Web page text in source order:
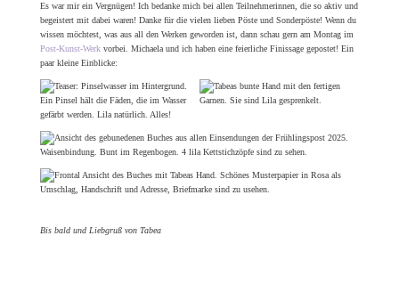
Es war mir ein Vergnügen! Ich bedanke mich bei allen Teilnehmerinnen, die so aktiv und
begeistert mit dabei waren! Danke für die vielen lieben Pöste und Sonderpöste! Wenn du
wissen möchtest, was aus all den Werken geworden ist, dann schau gern am Montag im
Post-Kunst-Werkvorbei. Michaela und ich haben eine feierliche Finissage gepostet! Ein
paar kleine Einblicke:
Bis bald und Liebgruß von Tabea